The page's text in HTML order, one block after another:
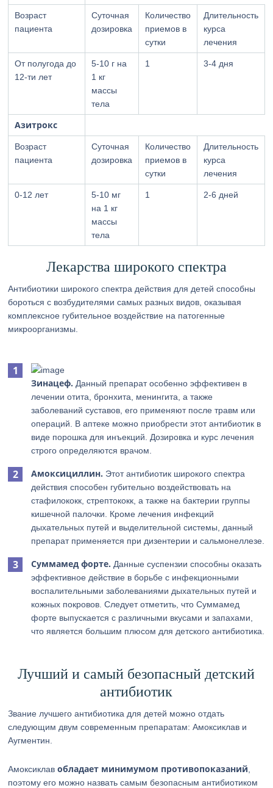
Возраст
пациента
Суточная
дозировка
Количество
приемов в
сутки
Длительность
курса
лечения
От полугода до
12-ти лет
5-10 г на
1 кг
массы
тела
1 3-4 дня
Азитрокс
Возраст
пациента
Суточная
дозировка
Количество
приемов в
сутки
Длительность
курса
лечения
0-12 лет
5-10 мг
на 1 кг
массы
тела
1 2-6 дней
Лекарства широкого спектра
Антибиотики широкого спектра действия для детей способны
бороться с возбудителями самых разных видов, оказывая
комплексное губительное воздействие на патогенные
микроорганизмы.
Зинацеф. Данный препарат особенно эффективен в
лечении отита, бронхита, менингита, а также
заболеваний суставов, его применяют после травм или
операций. В аптеке можно приобрести этот антибиотик в
виде порошка для инъекций. Дозировка и курс лечения
строго определяются врачом.
Амоксициллин. Этот антибиотик широкого спектра
действия способен губительно воздействовать на
стафилококк, стрептококк, а также на бактерии группы
кишечной палочки. Кроме лечения инфекций
дыхательных путей и выделительной системы, данный
препарат применяется при дизентерии и сальмонеллезе.
Суммамед форте. Данные суспензии способны оказать
эффективное действие в борьбе с инфекционными
воспалительными заболеваниями дыхательных путей и
кожных покровов. Следует отметить, что Суммамед
форте выпускается с различными вкусами и запахами,
что является большим плюсом для детского антибиотика.
Лучший и самый безопасный детский
антибиотик
Звание лучшего антибиотика для детей можно отдать
следующим двум современным препаратам: Амоксиклав и
Аугментин.
Амоксиклавобладает минимумом противопоказаний
поэтому его можно назвать самым безопасным антибиотиком